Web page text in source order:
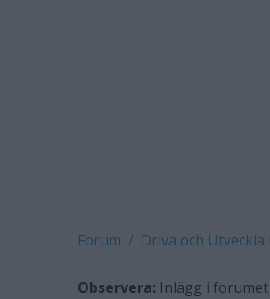
Forum Driva och
Observera: Inlägg i